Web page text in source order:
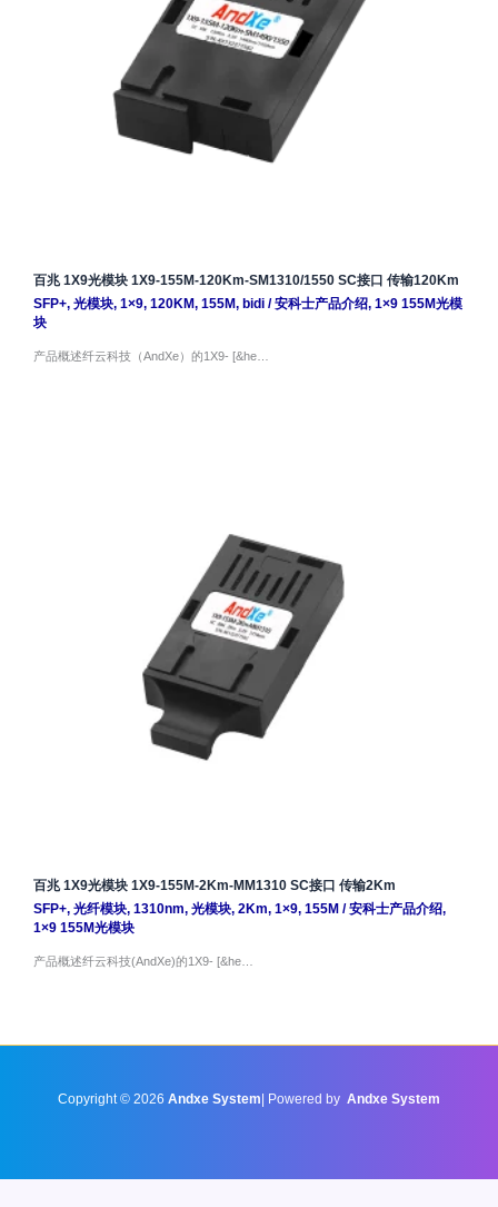
百兆 1X9光模块 1X9-155M-120Km-SM1310/1550 SC接口 传输120Km
SFP+, 光模块, 1×9, 120KM, 155M, bidi/安科士产品介绍, 1×9 155M光模
块
产品概述纤云科技（AndXe）的1X9- [&he…
百兆 1X9光模块 1X9-155M-2Km-MM1310 SC接口 传输2Km
SFP+, 光纤模块, 1310nm, 光模块, 2Km, 1×9, 155M /安科士产品介绍,
1×9 155M光模块
产品概述纤云科技(AndXe)的1X9- [&he…
Copyright © 2026 Andxe System | Powered by Andxe System